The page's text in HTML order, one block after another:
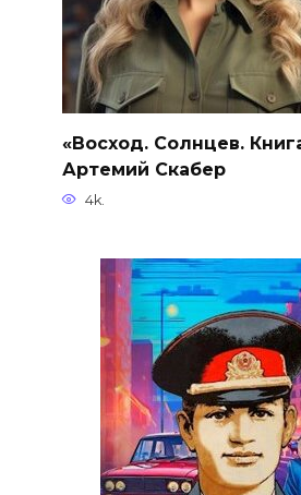
«Восход. Солнцев.
Артемий Скабер
4k.